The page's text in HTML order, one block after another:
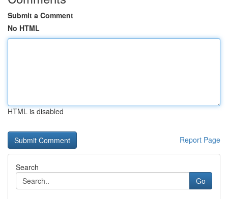
Submit a Comment
No HTML
HTML is disabled
Report Page
Search
Go